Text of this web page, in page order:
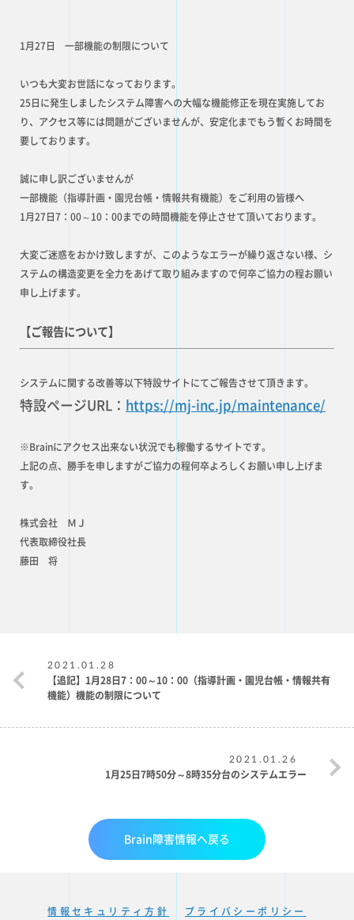
1月27日 一部機能の制限について
いつも大変お世話になっております。
25日に発生しましたシステム障害への大幅な機能修正を現在実施してお
り、アクセス等には問題がございませんが、安定化までもう暫くお時間を
要しております。
誠に申し訳ございませんが
一部機能（指導計画・園児台帳・情報共有機能）をご利用の皆様へ
1月27日7：00～10：00までの時間機能を停止させて頂いております。
大変ご迷惑をおかけ致しますが、このようなエラーが繰り返さない様、シ
ステムの構造変更を全力をあげて取り組みますので何卒ご協力の程お願い
申し上げます。
【ご報告について】
システムに関する改善等以下特設サイトにてご報告させて頂きます。
特設ページURL： https://mj-inc.jp/maintenance/
※Brainにアクセス出来ない状況でも稼働するサイトです。
上記の点、勝手を申しますがご協力の程何卒よろしくお願い申し上げま
す。
株式会社 ＭＪ
代表取締役社長
藤田 将
2021.01.28
【追記】1月28日7：00～10：00（指導計画・園児台帳・情報共有
機能）機能の制限について
2021.01.26
1月25日7時50分～8時35分台のシステムエラー
Brain障害情報へ戻る
情報セキュリティ方針 プライバシーポリシー